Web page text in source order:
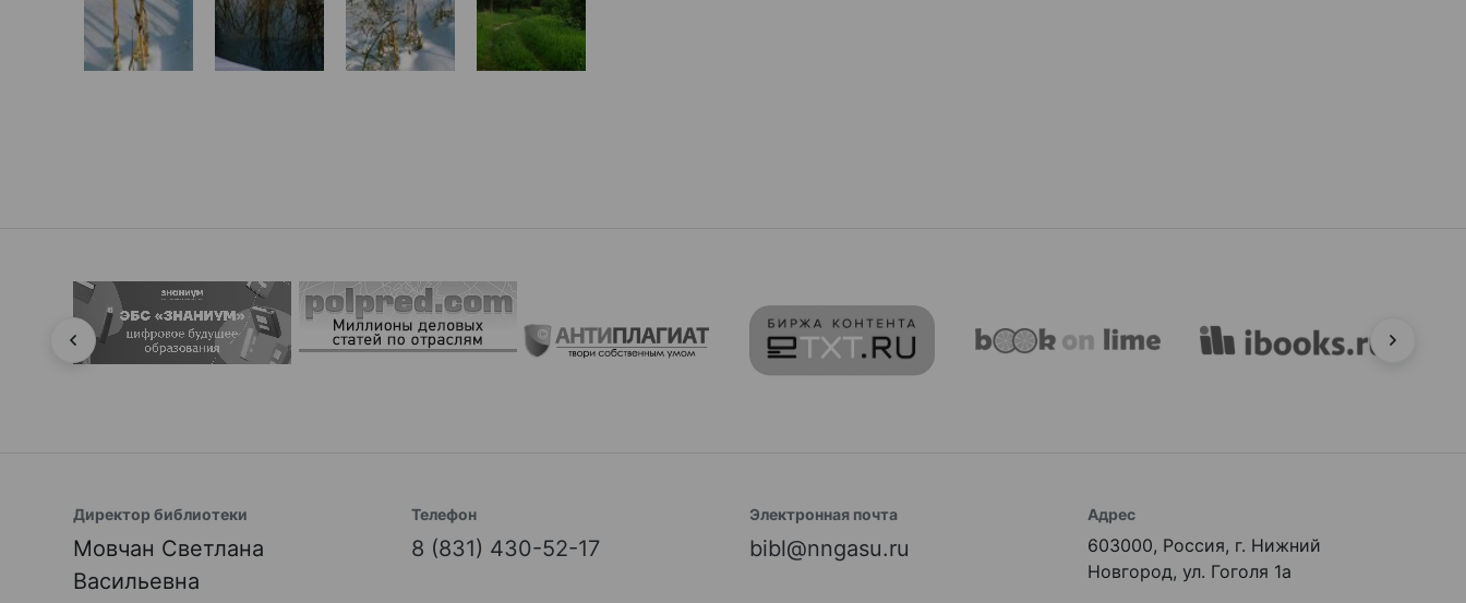
Директор библиотеки
Мовчан Светлана
Васильевна
Телефон
8 (831) 430-52-17
Электронная почта
bibl@nngasu.ru
Адрес
603000, Россия, г. Нижний
Новгород, ул. Гоголя 1а